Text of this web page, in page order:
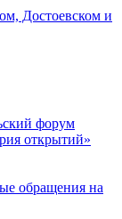
Достоевском и
форум
открытий»
обращения на